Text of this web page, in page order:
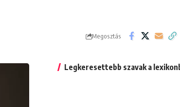
Megosztás
Legkeresettebb szavak a